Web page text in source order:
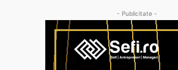
- Publicitate -